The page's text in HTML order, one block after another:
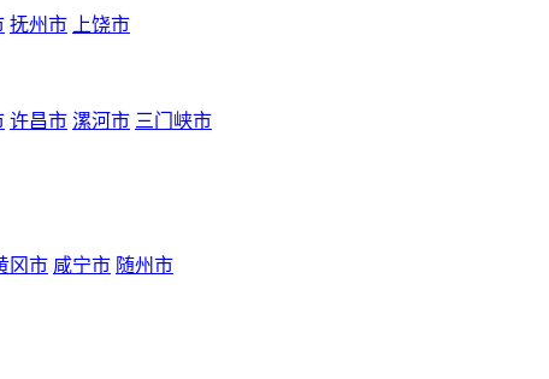
抚州市 上饶市
许昌市 漯河市 三门峡市
冈市 咸宁市 随州市